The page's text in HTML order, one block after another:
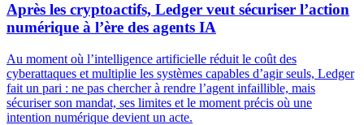
Après les cryptoactifs, Ledger veut sécuriser l’action
numérique à l’ère des agents IA
Au moment où l’intelligence artificielle réduit le coût des
cyberattaques et multiplie les systèmes capables d’agir seuls, Ledger
fait un pari : ne pas chercher à rendre l’agent infaillible, mais
sécuriser son mandat, ses limites et le moment précis où une
intention numérique devient un acte.